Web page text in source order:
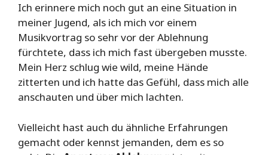
Ich erinnere mich noch gut an eine Situation in
meiner Jugend, als ich mich vor einem
Musikvortrag so sehr vor der Ablehnung
fürchtete, dass ich mich fast übergeben musste.
Mein Herz schlug wie wild, meine Hände
zitterten und ich hatte das Gefühl, dass mich alle
anschauten und über mich lachten.
Vielleicht hast auch du ähnliche Erfahrungen
gemacht oder kennst jemanden, dem es so